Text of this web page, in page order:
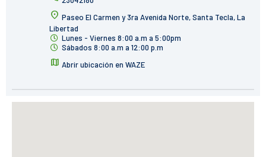
location_on Paseo El Carmen y 3ra Avenida Norte, Santa Tecla, La
Libertad
Lunes - Viernes 8:00 a.m a 5:00pm
Sábados 8:00 a.m a 12:00 p.m
map Abrir ubicación en WAZE